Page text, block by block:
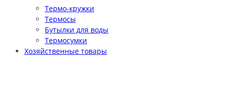
Термо-кружки
Термосы
Бутылки для воды
Термосумки
Хозяйственные товары